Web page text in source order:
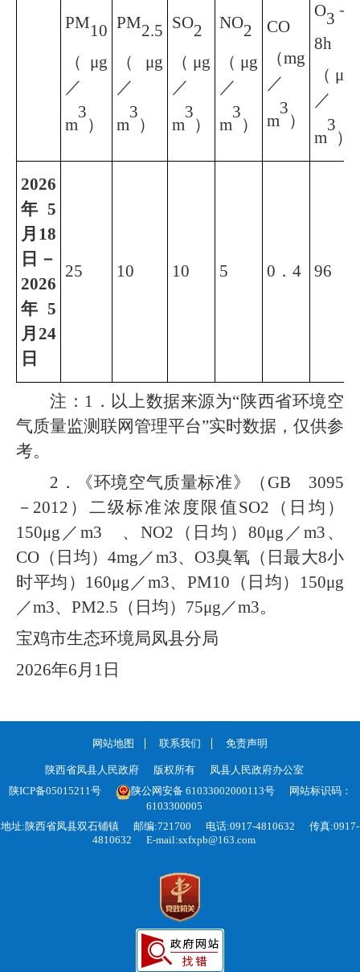
PM10
（μg
／
m
3
）
PM2.5
（μg
／
m
3
）
SO2
（μg
／
m
3
）
NO2
（μg
／
m
3
）
CO
（mg
／
m
3
）
O3 －
8h
（μg
／
m
3
）
2026
年 5
月 18
日 －
2026
年 5
月 24
日
25 10 10 5 0． 4 96
注：1．以上数据来源为“陕西省环境空
气质量监测联网管理平台”实时数据，仅供参
考。
2．《环境空气质量标准》（GB 3095
－2012）二级标准浓度限值SO2（日均）
150μg／m3 、NO2（日均）80μg／m3、
CO（日均）4mg／m3、O3臭氧（日最大8小
时平均）160μg／m3、PM10（日均）150μg
／m3、PM2.5（日均）75μg／m3。
宝鸡市生态环境局凤县分局
2026年6月1日
网站地图 联系我们 免责声明
陕西省凤县人民政府 版权所有
凤县人民政府办公室
陕ICP备05015211号
陕公网安备 61033002000113号
网站标识码：
6103300005
地址:陕西省凤县双石铺镇
邮编:721700 电话:0917-4810632
传真:0917-
4810632
E-mail:sxfxpb@163.com